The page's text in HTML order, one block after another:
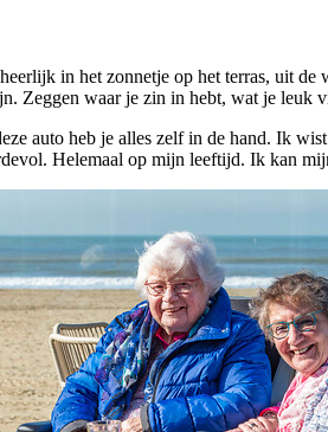
in het zonnetje op het terras, uit de
Zeggen waar je zin in hebt, wat je leuk
auto heb je alles zelf in de hand. Ik
Helemaal op mijn leeftijd. Ik kan